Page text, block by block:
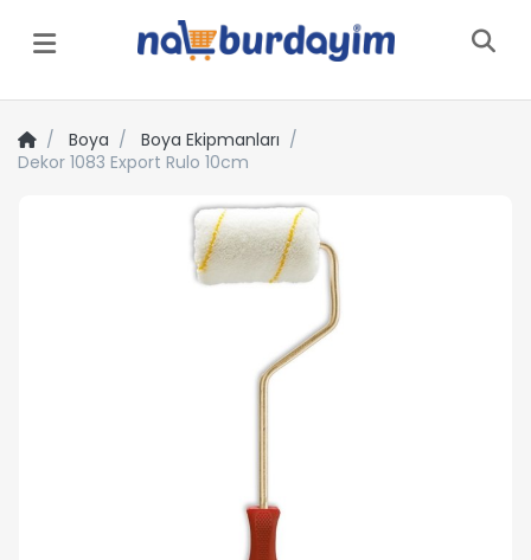
Menü
Boya
Boya Ekipmanları
Dekor 1083 Export Rulo 10cm